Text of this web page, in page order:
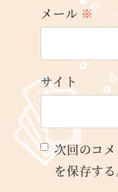
メール ※
サイト
次回のコ
を保存する